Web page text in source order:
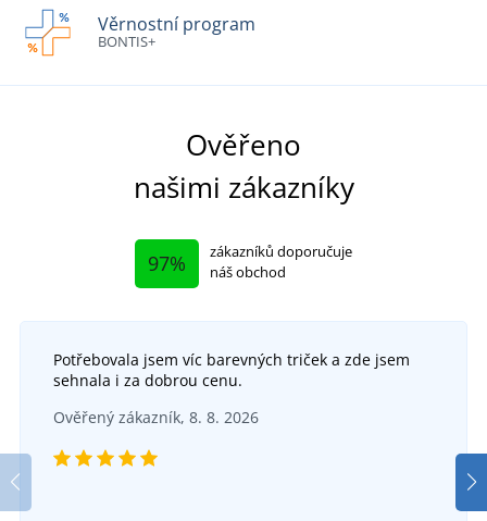
Věrnostní program
BONTIS+
Ověřeno
našimi zákazníky
97%
zákazníků doporučuje
náš obchod
Potřebovala jsem víc barevných triček a zde jsem
sehnala i za dobrou cenu.
Ověřený zákazník, 8. 8. 2026